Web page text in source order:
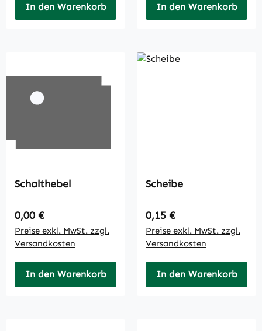
In den Warenkorb In den Warenkorb
Schalthebel
Regulärer Preis:
0,00 €
Preise exkl. MwSt. zzgl.
Versandkosten
In den Warenkorb
Scheibe
Regulärer Preis:
0,15 €
Preise exkl. MwSt. zzgl.
Versandkosten
In den Warenkorb